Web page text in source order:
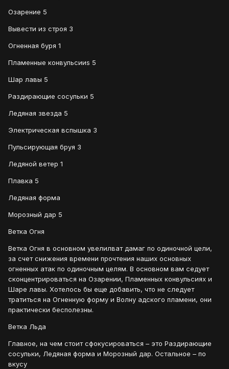
Озарение 5
Вывести из строя 3
Огненная буря 1
Пламенные конвульсииs 5
Шар лавы 5
Раздирающие сосульки 5
Ледяная звезда 5
Электрическая вспышка 3
Пульсирующая бруя 3
Ледяной ветер 1
Плавка 5
Ледяная форма
Морозный дар 5
Ветка Огня
Ветка Огня в основном увелилват дамаг по одиночной цели,
за счет снижения времени прочтения наших основных
огненных атак по одиночным целям. В основном вам седует
сконцентрироваться на Озарении, Пламенных конвульсиях и
Шаре лавы. Хотелось бы еще добавить, что не следует
тратиться на Огненную форму и Волну адского пламени, они
практически бесполезны.
Ветка Льда
Главное, на чем стоит сфокусироваться – это Раздирающие
сосульки, Ледяная форма и Морозный дар. Остальное – по
вкусу